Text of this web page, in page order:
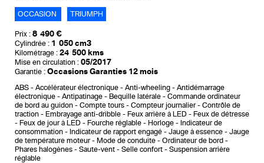
OCCASION TRIUMPH
Prix : 8 490 €
Cylindrée : 1 050 cm3
Kilométrage : 24 500 kms
Mise en circulation : 05/2017
Garantie : Occasions Garanties 12 mois
ABS Accélérateur électronique Anti-wheeling
Antidémarrage
électronique
Antipatinage Bequille latérale
Commande ordinateur
de bord au guidon
Compte tours Compteur journalier
Contrôle de
traction
Embrayage anti-dribble Feux arrière à LED
Feux de détresse
Feux de jour à LED
Fourche réglable Horloge
Indicateur de
consommation
Indicateur de rapport engagé Jauge à essence
Jauge
de température moteur
Mode de conduite
Ordinateur de bord
Phares halogènes
Saute-vent Selle confort
Suspension arrière
réglable